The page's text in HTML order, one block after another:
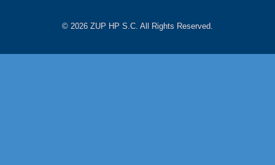
© 2026 ZUP HP S.C. All Rights Reserved.